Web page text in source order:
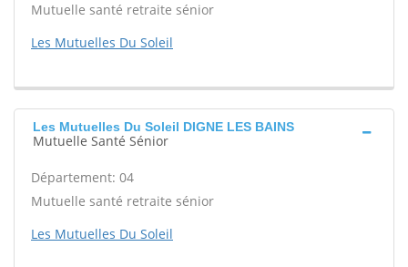
Mutuelle santé retraite sénior
Les Mutuelles Du Soleil
Les Mutuelles Du Soleil DIGNE LES BAINS
Mutuelle Santé Sénior
Département: 04
Mutuelle santé retraite sénior
Les Mutuelles Du Soleil